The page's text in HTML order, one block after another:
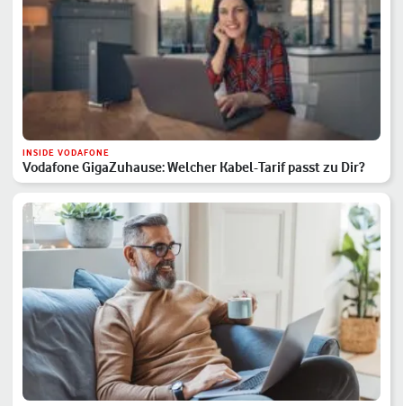
INSIDE VODAFONE
Vodafone GigaZuhause: Welcher Kabel-Tarif passt zu Dir?